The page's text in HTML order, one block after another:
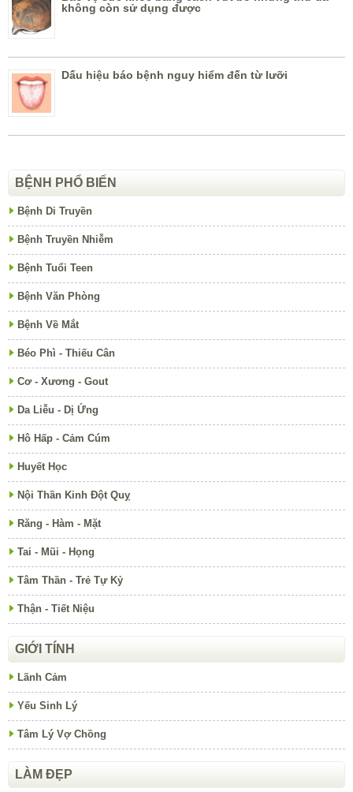
không còn sử dụng được
Dấu hiệu báo bệnh nguy hiểm đến từ lưỡi
BỆNH PHỔ BIẾN
Bệnh Di Truyền
Bệnh Truyền Nhiễm
Bệnh Tuổi Teen
Bệnh Văn Phòng
Bệnh Về Mắt
Béo Phì - Thiếu Cân
Cơ - Xương - Gout
Da Liễu - Dị Ứng
Hô Hấp - Cảm Cúm
Huyết Học
Nội Thần Kinh Đột Quỵ
Răng - Hàm - Mặt
Tai - Mũi - Họng
Tâm Thần - Trẻ Tự Kỷ
Thận - Tiết Niệu
GIỚI TÍNH
Lãnh Cảm
Yếu Sinh Lý
Tâm Lý Vợ Chồng
LÀM ĐẸP